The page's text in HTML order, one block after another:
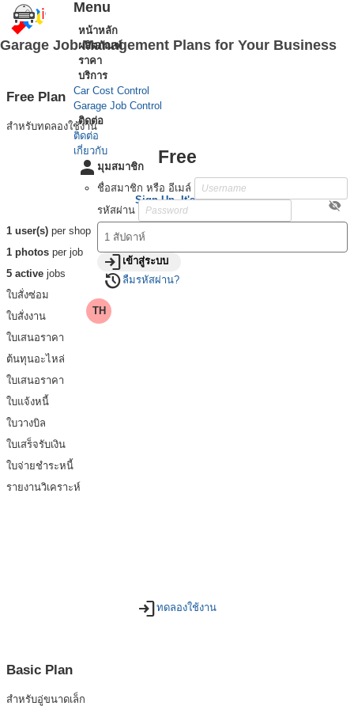
Menu
หน้าหลัก
ผลิตภัณฑ์
ราคา
บริการ
Car Cost Control
Garage Job Control
ติดต่อ
ติดต่อ
เกี่ยวกับ
person มุมสมาชิก
ชื่อสมาชิก หรือ อีเมล์
รหัสผ่าน
visibility_off
login เข้าสู่ระบบ
restore ลืมรหัสผ่าน?
TH
Garage Job Management Plans for Your Business
Free Plan
สำหรับทดลองใช้งาน
Free
Sign Up, It's Free
1 user(s) per shop
1 photos per job
5 active jobs
ใบสั่งซ่อม
ใบสั่งงาน
ใบเสนอราคา
ต้นทุนอะไหล่
ใบเสนอราคา
ใบแจ้งหนี้
ใบวางบิล
ใบเสร็จรับเงิน
ใบจ่ายชำระหนี้
รายงานวิเคราะห์
loginทดลองใช้งาน
Basic Plan
สำหรับอู่ขนาดเล็ก